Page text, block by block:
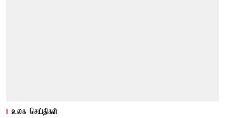
உலக செய்திகள்